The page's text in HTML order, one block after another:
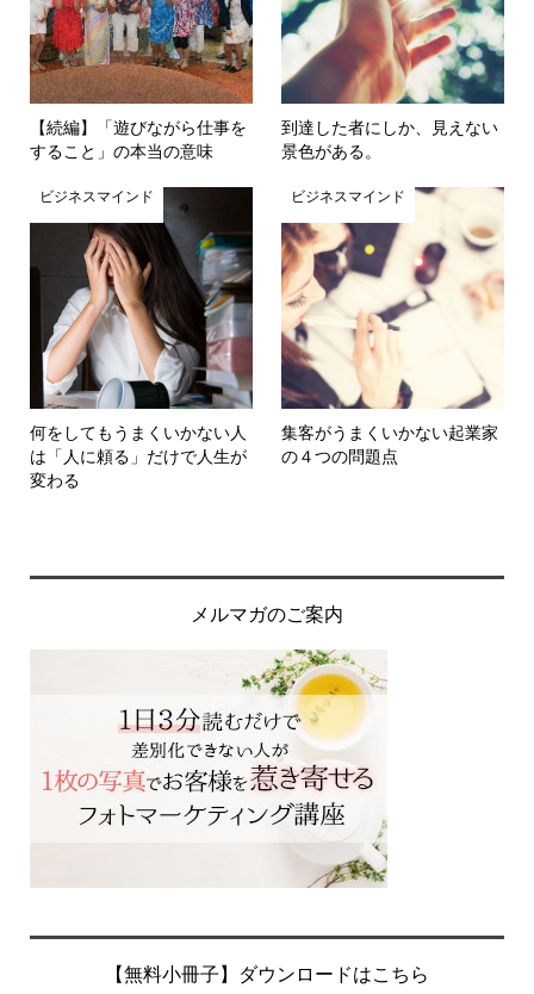
【続編】「遊びながら仕事を
すること」の本当の意味
到達した者にしか、見えない
景色がある。
ビジネスマインド
何をしてもうまくいかない人
は「人に頼る」だけで人生が
変わる
ビジネスマインド
集客がうまくいかない起業家
の４つの問題点
メルマガのご案内
【無料小冊子】ダウンロードはこちら